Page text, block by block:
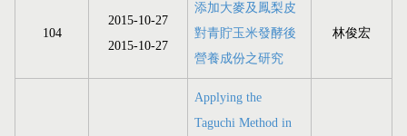
104
2015-10-27
2015-10-27
添加大麥及鳳梨皮
對青貯玉米發酵後
營養成份之研究
林俊宏
Applying the
Taguchi Method in